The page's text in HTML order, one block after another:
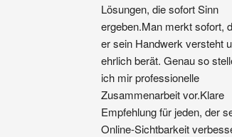
Lösungen, die sofort Sinn
ergeben.Man merkt sofort,
er sein Handwerk versteht
ehrlich berät. Genau so
ich mir professionelle
Zusammenarbeit vor.Klare
Empfehlung für jeden, der
Online-Sichtbarkeit